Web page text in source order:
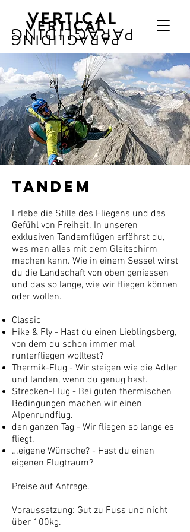
Tandem
Erlebe die Stille des Fliegens und das
Gefühl von Freiheit. In unseren
exklusiven Tandemflügen erfährst du,
was man alles mit dem Gleitschirm
machen kann. Wie in einem Sessel wirst
du die Landschaft von oben geniessen
und das so lange, wie wir fliegen können
oder wollen.
Classic
Hike & Fly - Hast du einen Lieblingsberg,
von dem du schon immer mal
runterfliegen wolltest?
Thermik-Flug - Wir steigen wie die Adler
und landen, wenn du genug hast.
Strecken-Flug - Bei guten thermischen
Bedingungen machen wir einen
Alpenrundflug.
den ganzen Tag - Wir fliegen so lange es
fliegt.
…eigene Wünsche? - Hast du einen
eigenen Flugtraum?
Preise auf Anfrage.
Voraussetzung: Gut zu Fuss und nicht
über 100kg.